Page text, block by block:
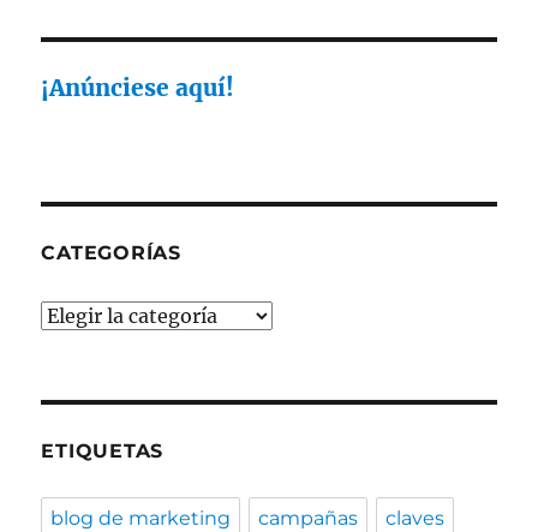
¡Anúnciese aquí!
CATEGORÍAS
Categorías
ETIQUETAS
blog de marketing campañas claves